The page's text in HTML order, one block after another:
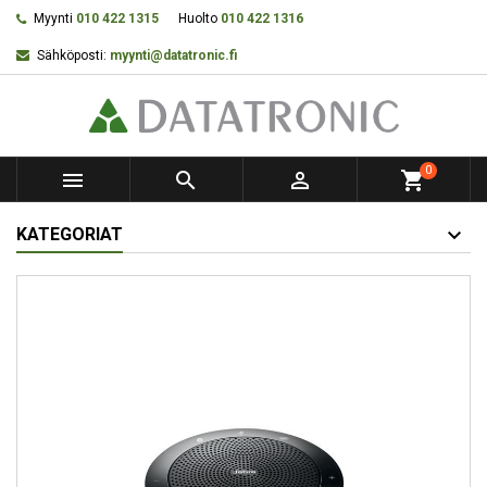
Myynti 010 422 1315 Huolto 010 422 1316
Sähköposti: myynti@datatronic.fi
   shopping_cart0
KATEGORIAT